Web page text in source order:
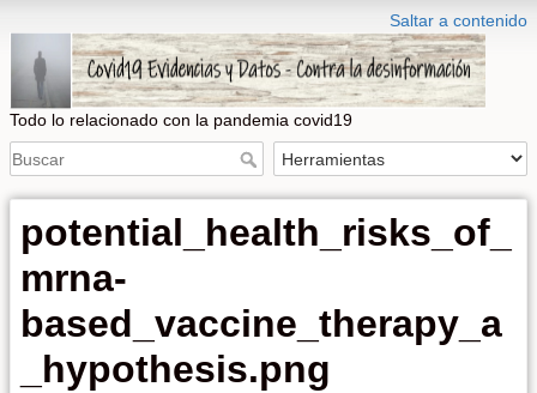
Saltar a contenido
Todo lo relacionado con la pandemia covid19
potential_health_risks_of_
mrna-
based_vaccine_therapy_a
_hypothesis.png